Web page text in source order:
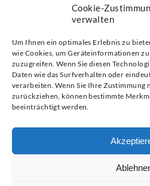
Cookie-
verwalten
Um Ihnen ein optimales Erlebnis zu
wie Cookies, um Geräteinformationen
zuzugreifen. Wenn Sie diesen
Daten wie das Surfverhalten oder
verarbeiten. Wenn Sie Ihre Zustimmung
zurückziehen, können bestimmte
beeinträchtigt werden.
Blog
Buchtipps
Partner der